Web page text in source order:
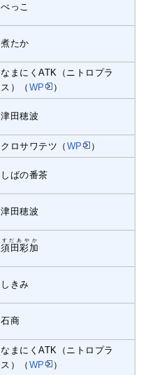
べっこ
煮たか
なまにくATK（ニトロプラ
ス）（ WP ）
津田穂波
クロサワテツ（ WP ）
しばの番茶
津田穂波
須田彩加
すだあやか
しきみ
石商
なまにくATK（ニトロプラ
ス）（ WP ）